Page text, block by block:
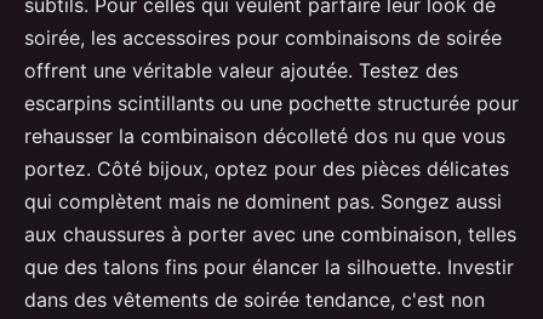
subtils. Pour celles qui veulent parfaire leur look de
soirée, les accessoires pour combinaisons de soirée
offrent une véritable valeur ajoutée. Testez des
escarpins scintillants ou une pochette structurée pour
rehausser la combinaison décolleté dos nu que vous
portez. Côté bijoux, optez pour des pièces délicates
qui complètent mais ne dominent pas. Songez aussi
aux chaussures à porter avec une combinaison, telles
que des talons fins pour élancer la silhouette. Investir
dans des vêtements de soirée tendance, c'est non